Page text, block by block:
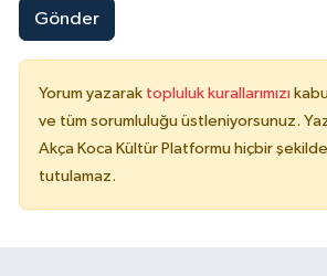
Gönder
Yorum yazarak topluluk kurallarımızı
ve tüm sorumluluğu üstleniyorsunuz.
Akça Koca Kültür Platformu hiçbir
tutulamaz.